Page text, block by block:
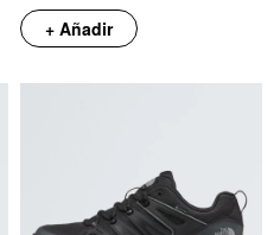
+ Añadir